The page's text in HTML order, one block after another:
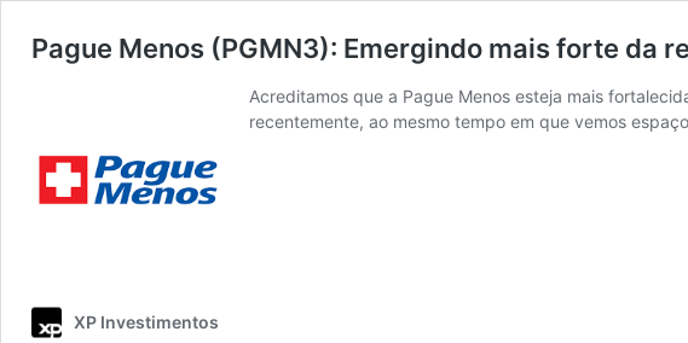
Pague Menos (PGMN3): Emergindo mais forte da
Acreditamos que a Pague Menos esteja mais
recentemente, ao mesmo tempo em que vemos
XP Investimentos